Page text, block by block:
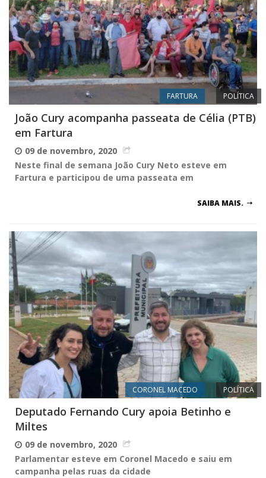
FARTURA POLÍTICA
João Cury acompanha passeata de Célia (PTB)
em Fartura
09 de novembro, 2020
Neste final de semana João Cury Neto esteve em
Fartura e participou de uma passeata em
SAIBA MAIS.
CORONEL MACEDO POLÍTICA
Deputado Fernando Cury apoia Betinho e
Miltes
09 de novembro, 2020
Parlamentar esteve em Coronel Macedo e saiu em
campanha pelas ruas da cidade